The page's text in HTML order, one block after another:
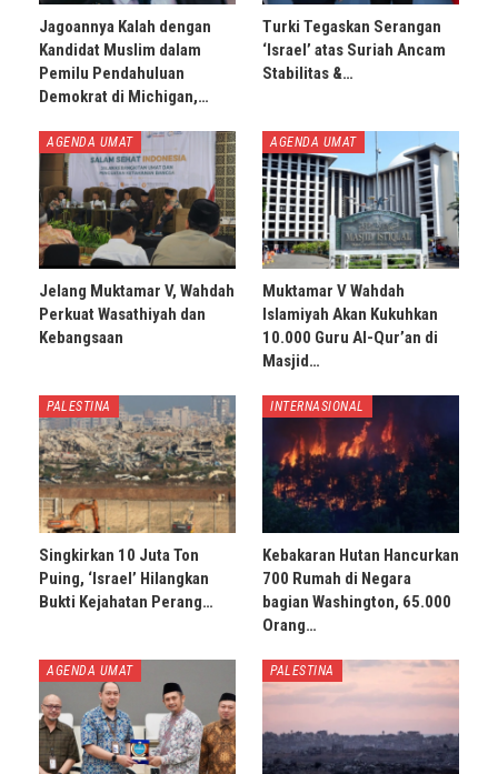
Jagoannya Kalah dengan
Kandidat Muslim dalam
Pemilu Pendahuluan
Demokrat di Michigan,…
Turki Tegaskan Serangan
‘Israel’ atas Suriah Ancam
Stabilitas &…
AGENDA UMAT
Jelang Muktamar V, Wahdah
Perkuat Wasathiyah dan
Kebangsaan
AGENDA UMAT
Muktamar V Wahdah
Islamiyah Akan Kukuhkan
10.000 Guru Al-Qur’an di
Masjid…
PALESTINA
Singkirkan 10 Juta Ton
Puing, ‘Israel’ Hilangkan
Bukti Kejahatan Perang…
INTERNASIONAL
Kebakaran Hutan Hancurkan
700 Rumah di Negara
bagian Washington, 65.000
Orang…
AGENDA UMAT PALESTINA